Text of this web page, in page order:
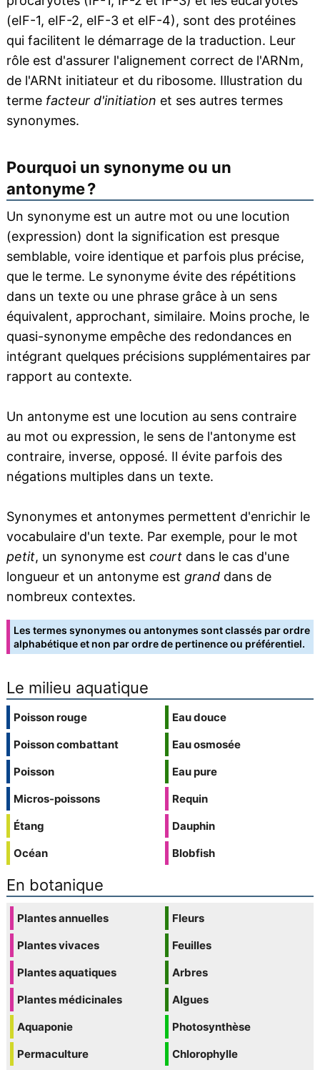
(eIF-1, eIF-2, eIF-3 et eIF-4), sont des protéines
qui facilitent le démarrage de la traduction. Leur
rôle est d'assurer l'alignement correct de l'ARNm,
de l'ARNt initiateur et du ribosome. Illustration du
terme facteur d'initiation et ses autres termes
synonymes.
Pourquoi un synonyme ou un
antonyme ?
Un synonyme est un autre mot ou une locution
(expression) dont la signification est presque
semblable, voire identique et parfois plus précise,
que le terme. Le synonyme évite des répétitions
dans un texte ou une phrase grâce à un sens
équivalent, approchant, similaire. Moins proche, le
quasi-synonyme empêche des redondances en
intégrant quelques précisions supplémentaires par
rapport au contexte.
Un antonyme est une locution au sens contraire
au mot ou expression, le sens de l'antonyme est
contraire, inverse, opposé. Il évite parfois des
négations multiples dans un texte.
Synonymes et antonymes permettent d'enrichir le
vocabulaire d'un texte. Par exemple, pour le mot
petit, un synonyme est courtdans le cas d'une
longueur et un antonyme est granddans de
nombreux contextes.
Les termes synonymes ou antonymes sont classés par ordre
alphabétique et non par ordre de pertinence ou préférentiel.
Le milieu aquatique
Poisson rouge
Poisson combattant
Poisson
Micros-poissons
Étang
Océan
Eau douce
Eau osmosée
Eau pure
Requin
Dauphin
Blobfish
En botanique
Plantes annuelles
Plantes vivaces
Plantes aquatiques
Plantes médicinales
Aquaponie
Permaculture
Fleurs
Feuilles
Arbres
Algues
Photosynthèse
Chlorophylle